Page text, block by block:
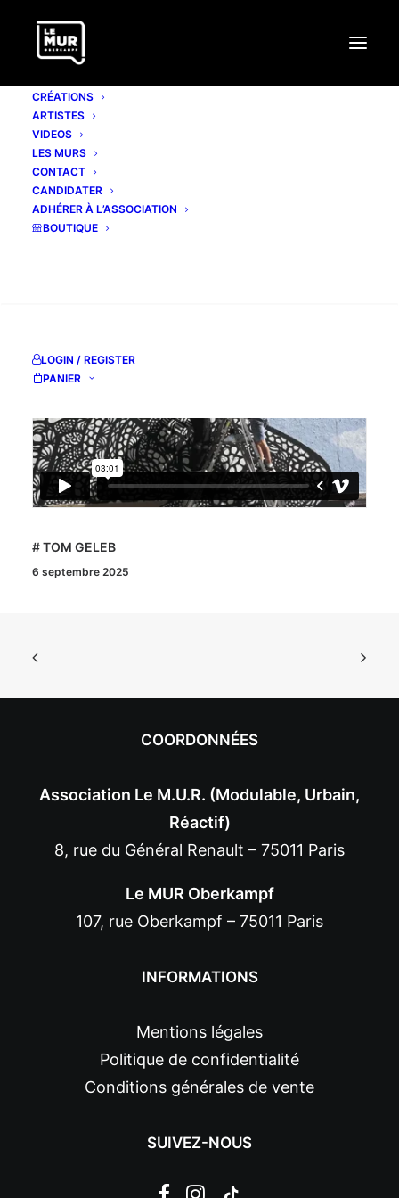
CRÉATIONS
ARTISTES
VIDEOS
LES MURS
CONTACT
CANDIDATER
ADHÉRER À L’ASSOCIATION
BOUTIQUE
LOGIN / REGISTER
PANIER
#316 SCAF
10 décembre 2020
# TOM GELEB
6 septembre 2025
COORDONNÉES
Association Le M.U.R. (Modulable, Urbain,
Réactif)
8, rue du Général Renault – 75011 Paris
Le MUR Oberkampf
107, rue Oberkampf – 75011 Paris
INFORMATIONS
Mentions légales
Politique de confidentialité
Conditions générales de vente
SUIVEZ-NOUS